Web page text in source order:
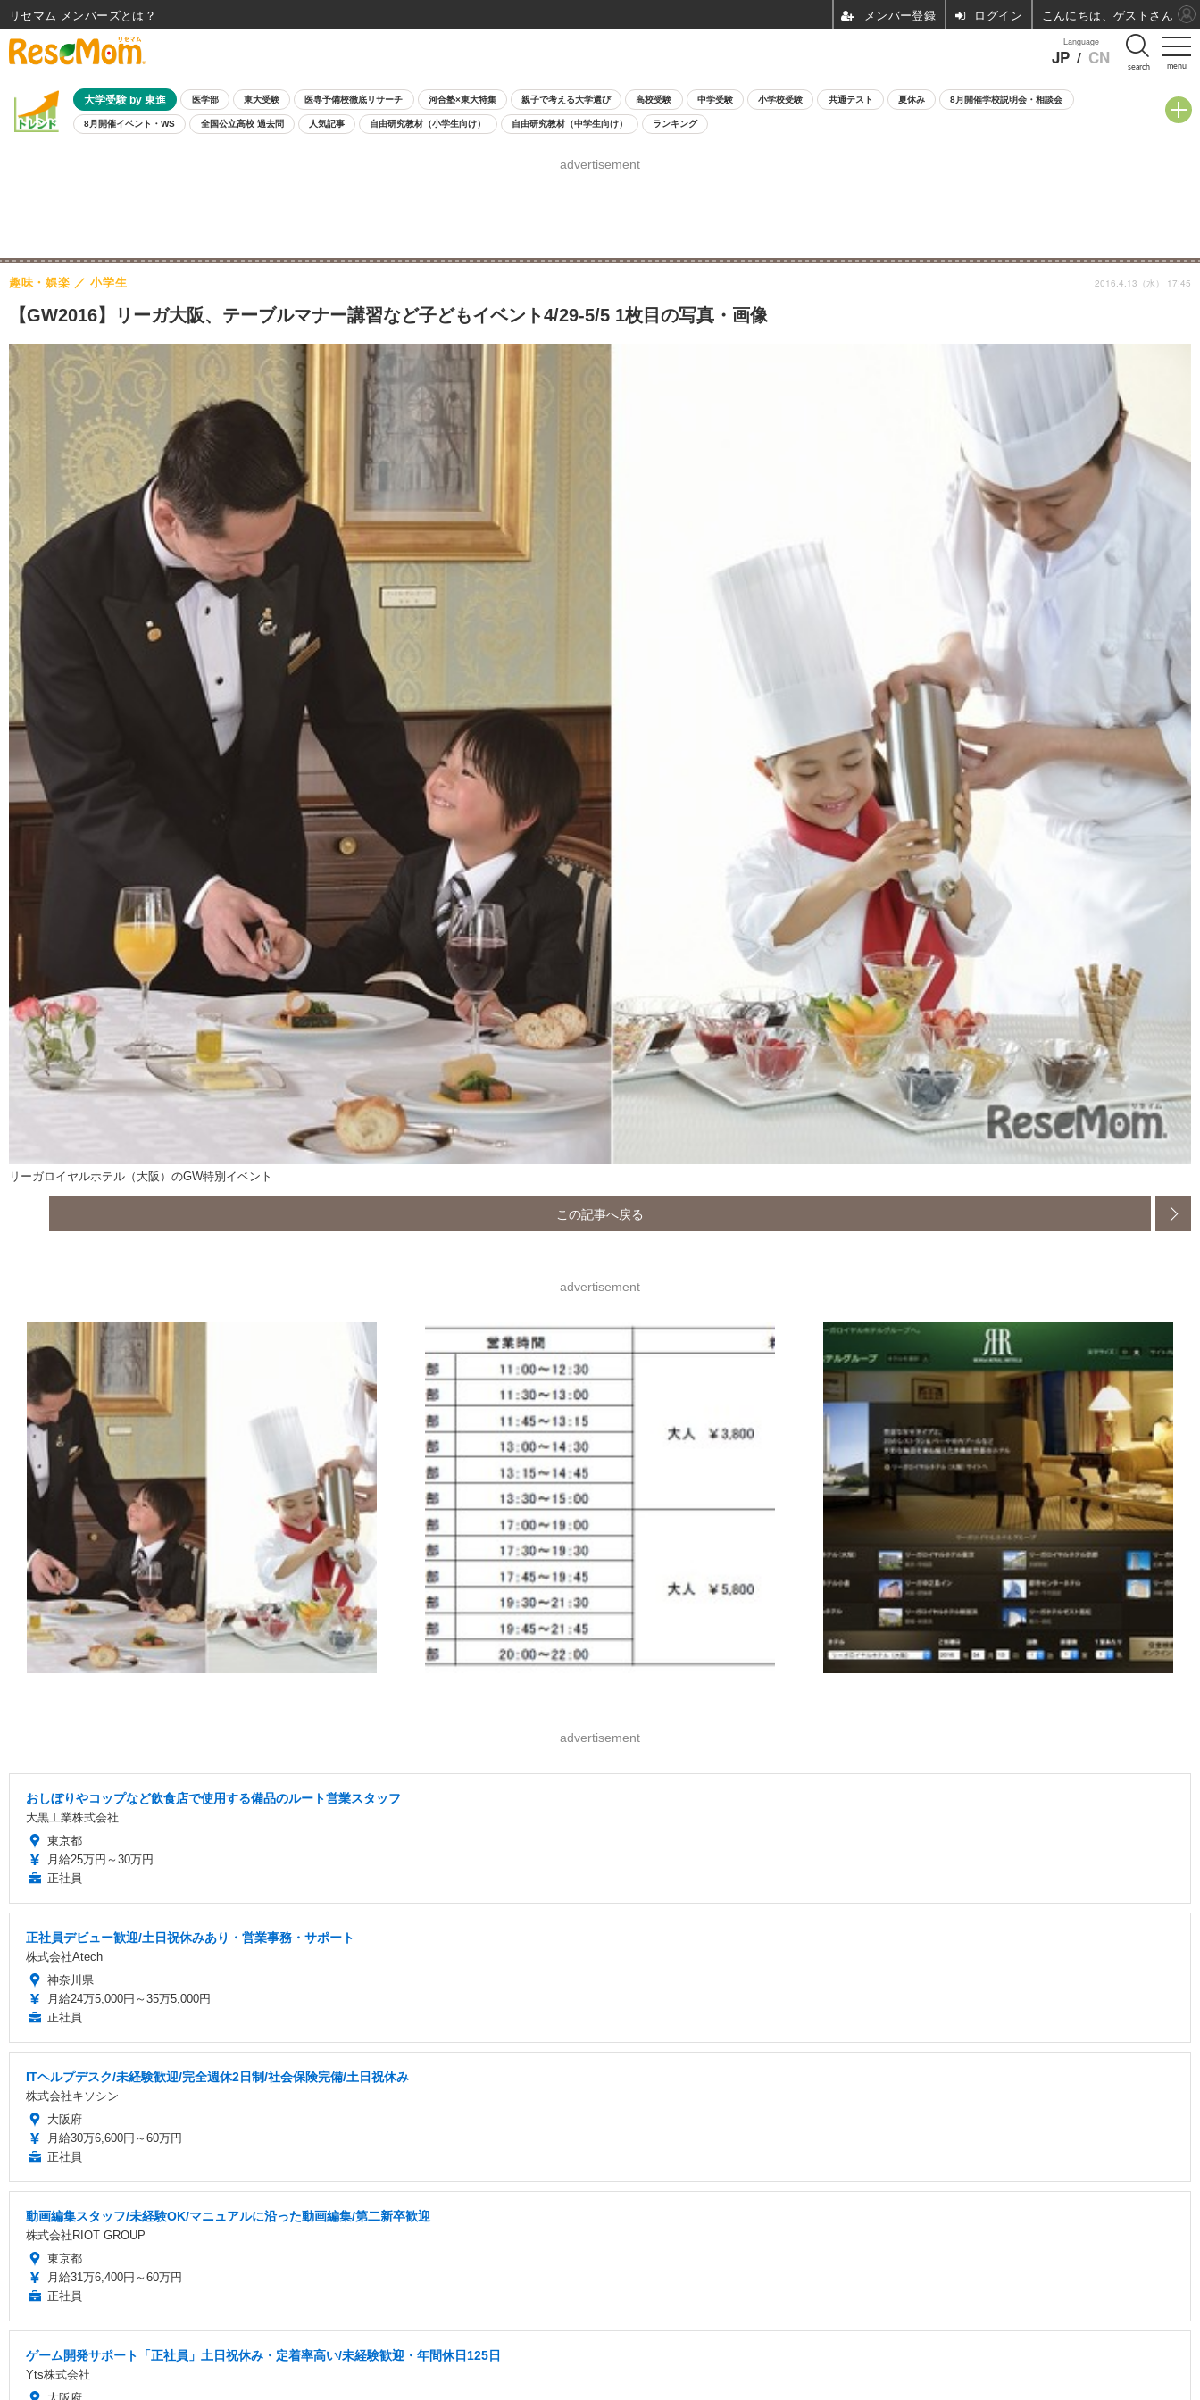
menu
Language
JP / CN search
大学受験 by 東進 医学部 東大受験 医専予備校徹底リサーチ 河合塾×東大特集 親子で考える大学選び 高校受験 中学受験 小学校受験 共通テスト 夏休み 8月開催学校説明会・相談会
8月開催イベント・WS 全国公立高校 過去問 人気記事 自由研究教材（小学生向け） 自由研究教材（中学生向け） ランキング
advertisement
【GW2016】リーガ大阪、テーブルマナー講習など子どもイベント4/29-5/5 1枚目の写真・画像
趣味・娯楽 小学生 2016.4.13（水） 17:45
リーガロイヤルホテル（大阪）のGW特別イベント
この記事へ戻る
advertisement
advertisement
おしぼりやコップなど飲食店で使用する備品のルート営業スタッフ
大黒工業株式会社
東京都
月給25万円～30万円
正社員
正社員デビュー歓迎/土日祝休みあり・営業事務・サポート
株式会社Atech
神奈川県
月給24万5,000円～35万5,000円
正社員
ITヘルプデスク/未経験歓迎/完全週休2日制/社会保険完備/土日祝休み
株式会社キソシン
大阪府
月給30万6,600円～60万円
正社員
動画編集スタッフ/未経験OK/マニュアルに沿った動画編集/第二新卒歓迎
株式会社RIOT GROUP
東京都
月給31万6,400円～60万円
正社員
ゲーム開発サポート「正社員」土日祝休み・定着率高い/未経験歓迎・年間休日125日
Yts株式会社
リセマム メンバーズ ログイン こんにちは、ゲストさん